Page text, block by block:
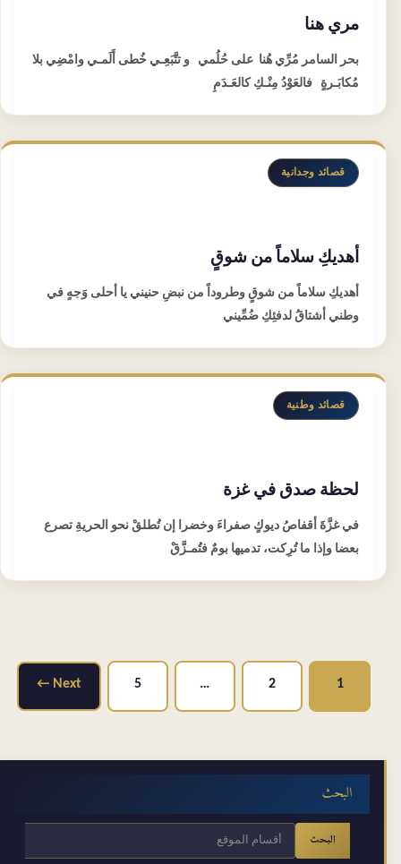
البحث
البحث
مري هنا
بحر السامر مُرِّي هُنا على حُلُمي و تتَّبَعِـي خُطى أَلَمـي وامْضِي بلا
مُكابَـرةٍ فالعَوْدُ مِنْـكِ كالعَـدَمِ
قصائد وجدانية
أهديكِ سلاماً من شوقٍ
أهديكِ سلاماً من شوقٍ وطروداً من نبضِ حنيني يا أحلى وَجهٍ في
وطني أشتاقُ لدفئِكِ ضُمِّيني
قصائد وطنية
لحظة صدق في غزة
في غزَّةَ أقفاصُ ديوكٍ صفراءَ وخضرا إن تُطلقْ نحو الحريةِ تصرع
بعضا وإذا ما تُرِكت، تدميها بومٌ فتُمـزَّقْ
Post
1
2
…
5
Next
←